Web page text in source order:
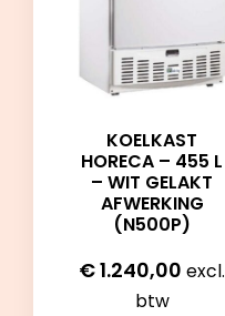
KOELKAST
HORECA – 455 L
– WIT GELAKT
AFWERKING
(N500P)
€1.240,00 excl.
btw